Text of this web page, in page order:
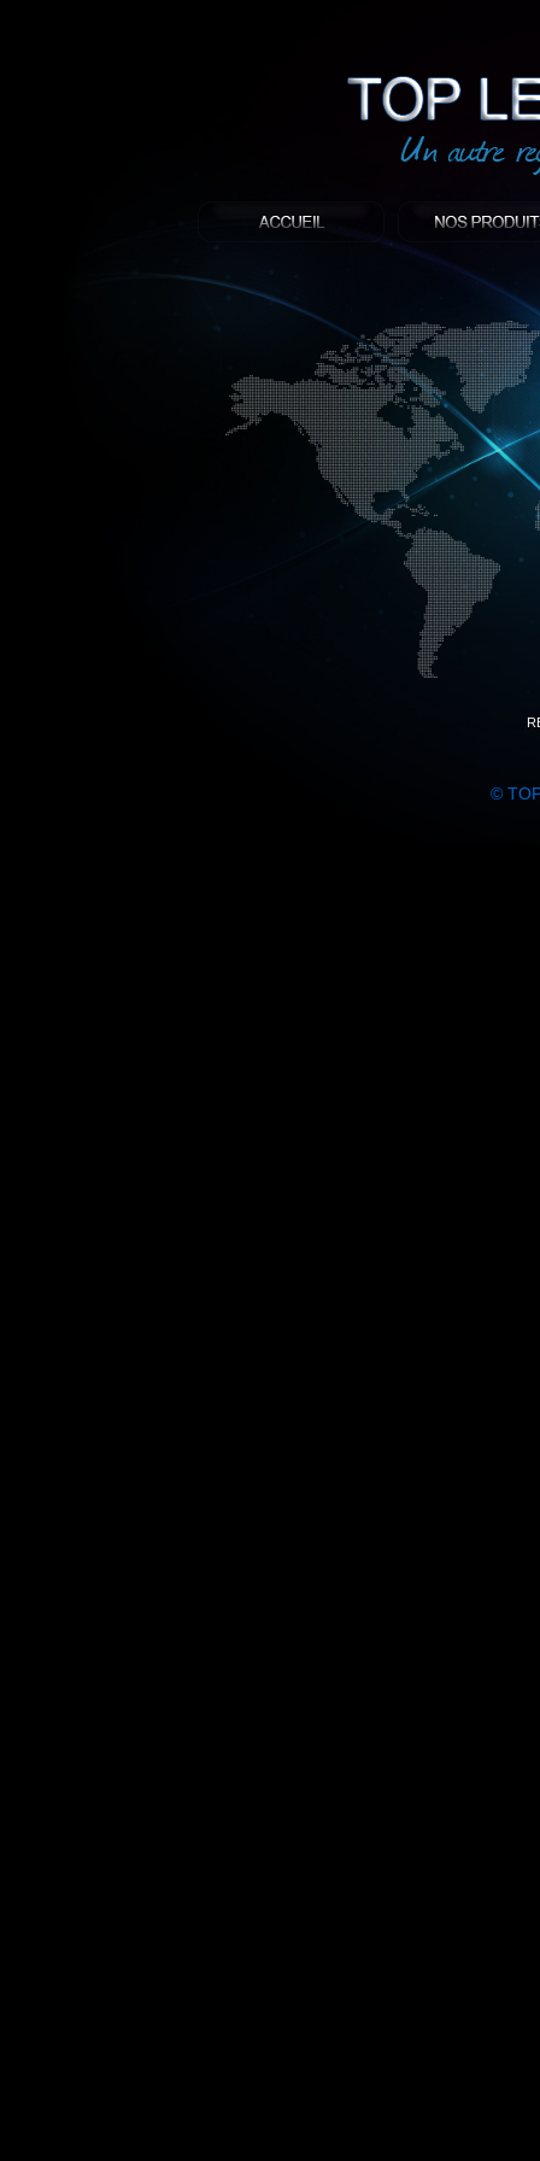
©
: Top led world
Produit décoratif led
Objet publicitaire led
éclairage blanc led
Enseigne publicitaire
Fabriquant et distributeur français
gamme à base de LED.
led, Topledworld, top led world, top
économie énergie, edf, lumière,